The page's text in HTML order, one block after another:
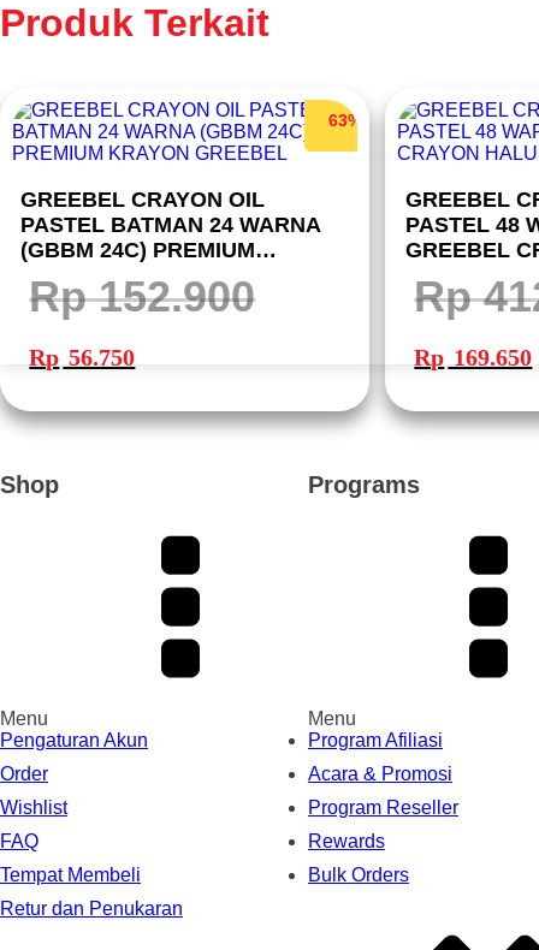
Produk Terkait
63%
GREEBEL CRAYON OIL
PASTEL BATMAN 24 WARNA
(GBBM 24C) PREMIUM
KRAYON GREEBEL
Rp152.900
Harga
adalah:
Rp 152.900.
Rp 56.750ini
adalah:
GREEBEL
PASTEL 48
GREEBEL
MEWARNAI
Rp
Harga
adalah:
Rp 412.900.
Rp 169.650
Shop
Menu
Pengaturan Akun
Order
Wishlist
FAQ
Tempat Membeli
Retur dan Penukaran
Programs
Menu
Program Afiliasi
Acara & Promosi
Program Reseller
Rewards
Bulk Orders